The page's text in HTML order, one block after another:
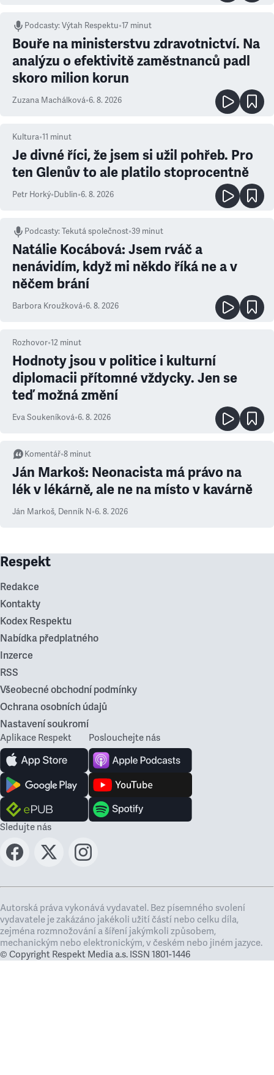
Podcasty:Výtah Respektu•17 minut
Bouře na ministerstvu zdravotnictví. Na
analýzu o efektivitě zaměstnanců padl
skoro milion korun
Zuzana Machálková•6. 8. 2026
Kultura•11 minut
Je divné říci, že jsem si užil pohřeb. Pro
ten Glenův to ale platilo stoprocentně
Petr Horký•Dublin•6. 8. 2026
Podcasty:Tekutá společnost•39 minut
Natálie Kocábová: Jsem rváč a
nenávidím, když mi někdo říká ne a v
něčem brání
Barbora Kroužková•6. 8. 2026
Rozhovor•12 minut
Hodnoty jsou v politice i kulturní
diplomacii přítomné vždycky. Jen se
teď možná změní
Eva Soukeníková•6. 8. 2026
Komentář•8 minut
Ján Markoš: Neonacista má právo na
lék v lékárně, ale ne na místo v kavárně
Ján Markoš, Denník N•6. 8. 2026
Respekt
Redakce
Kontakty
Kodex Respektu
Nabídka předplatného
Inzerce
RSS
Všeobecné obchodní podmínky
Ochrana osobních údajů
Nastavení soukromí
Aplikace Respekt Poslouchejte nás
Sledujte nás
Autorská práva vykonává vydavatel. Bez písemného svolení
vydavatele je zakázáno jakékoli užití částí nebo celku díla,
zejména rozmnožování a šíření jakýmkoli způsobem,
mechanickým nebo elektronickým, v českém nebo jiném jazyce.
© Copyright Respekt Media a.s. ISSN 1801-1446